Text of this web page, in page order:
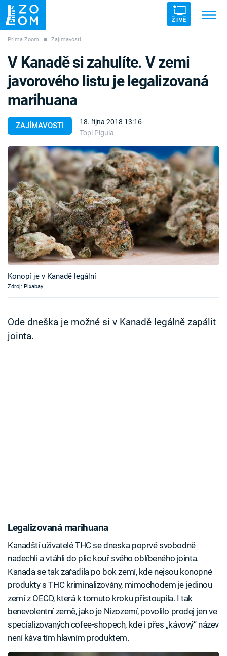
ŽIVĚ
ZÁHADY VETŘELCI DÁVNOVĚKU
Témata
Témata
Pořady
TV Program
Časopis
Sledujte prima+
Sledujte nás
Prima Zoom ■ Zajímavosti
ZAJÍMAVOSTI
18. října 2018 13:16
Topi Pigula
V Kanadě si zahulíte. V zemi
javorového listu je legalizovaná
marihuana
Konopí je v Kanadě legální
Zdroj: Pixabay
Ode dneška je možné si v Kanadě legálně zapálit
jointa.
Legalizovaná marihuana
Kanadští uživatelé THC se dneska poprvé svobodně
nadechli a vtáhli do plic kouř svého oblíbeného jointa.
Kanada se tak zařadila po bok zemí, kde nejsou konopné
produkty s THC kriminalizovány, mimochodem je jedinou
zemí z OECD, která k tomuto kroku přistoupila. I tak
benevolentní země, jako je Nizozemí, povolilo prodej jen ve
specializovaných cofee-shopech, kde i přes „kávový“ název
není káva tím hlavním produktem.